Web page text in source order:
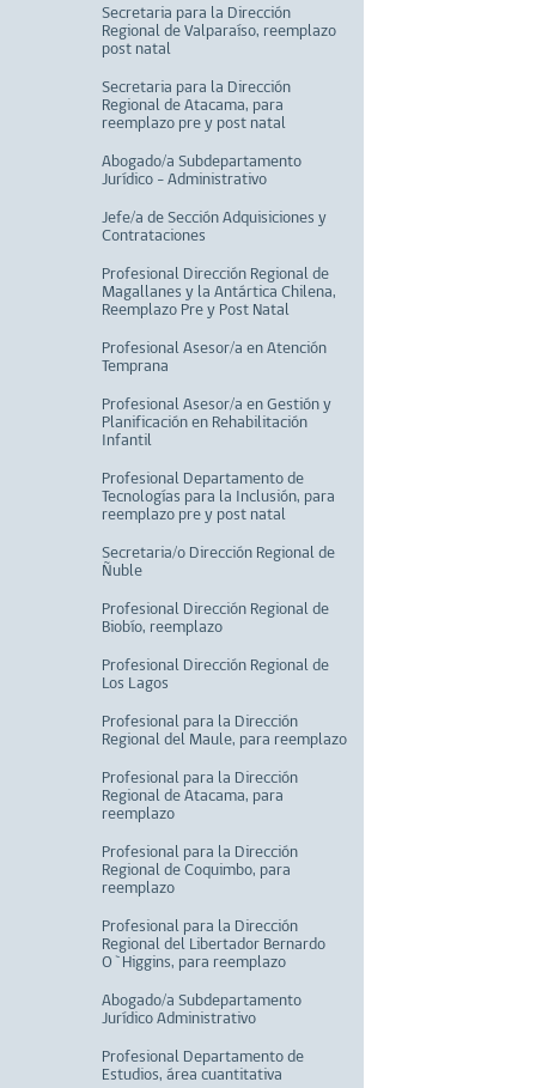
Secretaria para la Dirección
Regional de Valparaíso, reemplazo
post natal
Secretaria para la Dirección
Regional de Atacama, para
reemplazo pre y post natal
Abogado/a Subdepartamento
Jurídico - Administrativo
Jefe/a de Sección Adquisiciones y
Contrataciones
Profesional Dirección Regional de
Magallanes y la Antártica Chilena,
Reemplazo Pre y Post Natal
Profesional Asesor/a en Atención
Temprana
Profesional Asesor/a en Gestión y
Planificación en Rehabilitación
Infantil
Profesional Departamento de
Tecnologías para la Inclusión, para
reemplazo pre y post natal
Secretaria/o Dirección Regional de
Ñuble
Profesional Dirección Regional de
Biobío, reemplazo
Profesional Dirección Regional de
Los Lagos
Profesional para la Dirección
Regional del Maule, para reemplazo
Profesional para la Dirección
Regional de Atacama, para
reemplazo
Profesional para la Dirección
Regional de Coquimbo, para
reemplazo
Profesional para la Dirección
Regional del Libertador Bernardo
O`Higgins, para reemplazo
Abogado/a Subdepartamento
Jurídico Administrativo
Profesional Departamento de
Estudios, área cuantitativa